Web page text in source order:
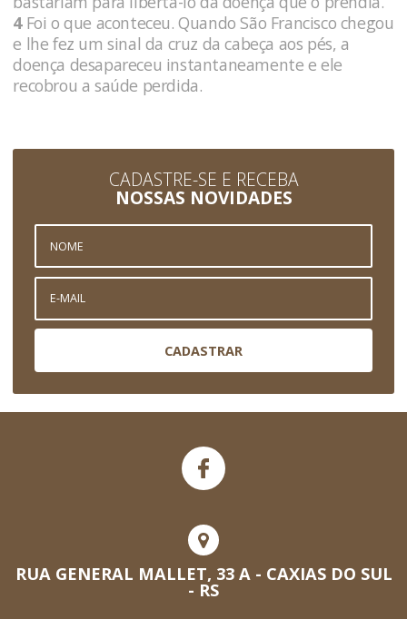
4Foi o que aconteceu. Quando São Francisco chegou
e lhe fez um sinal da cruz da cabeça aos pés, a
doença desapareceu instantaneamente e ele
recobrou a saúde perdida.
CADASTRE-SE E RECEBA
NOSSAS NOVIDADES
CADASTRAR
RUA GENERAL MALLET, 33 A - CAXIAS DO SUL
- RS